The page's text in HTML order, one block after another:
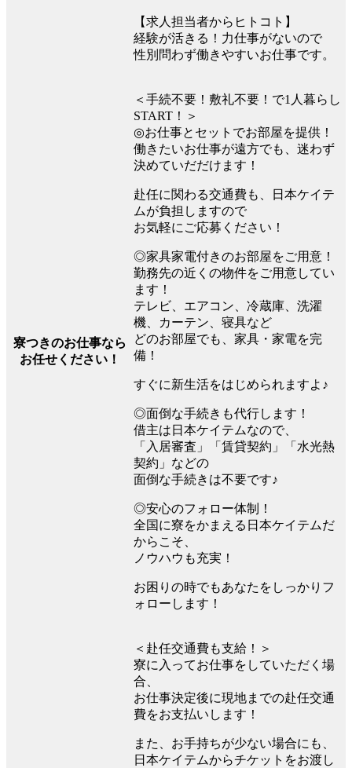
【求人担当者からヒトコト】
経験が活きる！力仕事がないので
性別問わず働きやすいお仕事です。
寮つきのお仕事なら
お任せください！
＜手続不要！敷礼不要！で1人暮らし
START！＞
◎お仕事とセットでお部屋を提供！
働きたいお仕事が遠方でも、迷わず
決めていだだけます！
赴任に関わる交通費も、日本ケイテ
ムが負担しますので
お気軽にご応募ください！
◎家具家電付きのお部屋をご用意！
勤務先の近くの物件をご用意してい
ます！
テレビ、エアコン、冷蔵庫、洗濯
機、カーテン、寝具など
どのお部屋でも、家具・家電を完
備！
すぐに新生活をはじめられますよ♪
◎面倒な手続きも代行します！
借主は日本ケイテムなので、
「入居審査」「賃貸契約」「水光熱
契約」などの
面倒な手続きは不要です♪
◎安心のフォロー体制！
全国に寮をかまえる日本ケイテムだ
からこそ、
ノウハウも充実！
お困りの時でもあなたをしっかりフ
ォローします！
＜赴任交通費も支給！＞
寮に入ってお仕事をしていただく場
合、
お仕事決定後に現地までの赴任交通
費をお支払いします！
また、お手持ちが少ない場合にも、
日本ケイテムからチケットをお渡し